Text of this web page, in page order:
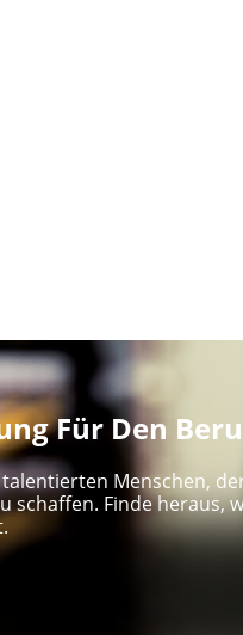
Für Den
Menschen,
schaffen. Finde heraus,